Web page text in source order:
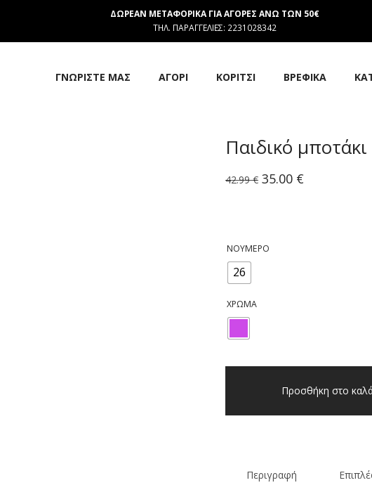
ΔΩΡΕΑΝ ΜΕΤΑΦΟΡΙΚΑ ΓΙΑ ΑΓΟΡΕΣ ΑΝΩ ΤΩΝ 50€
ΤΗΛ. ΠΑΡΑΓΓΕΛΙΕΣ: 2231028342
ΓΝΩΡΙΣΤΕ ΜΑΣ ΑΓΟΡΙ ΚΟΡΙΤΣΙ ΒΡΕΦΙΚΑ
Παιδικό
42.99€ Original
35.00 €
ΝΟΎΜΕΡΟ
26
ΧΡΏΜΑ
Προσθήκη στο
Περιγραφή